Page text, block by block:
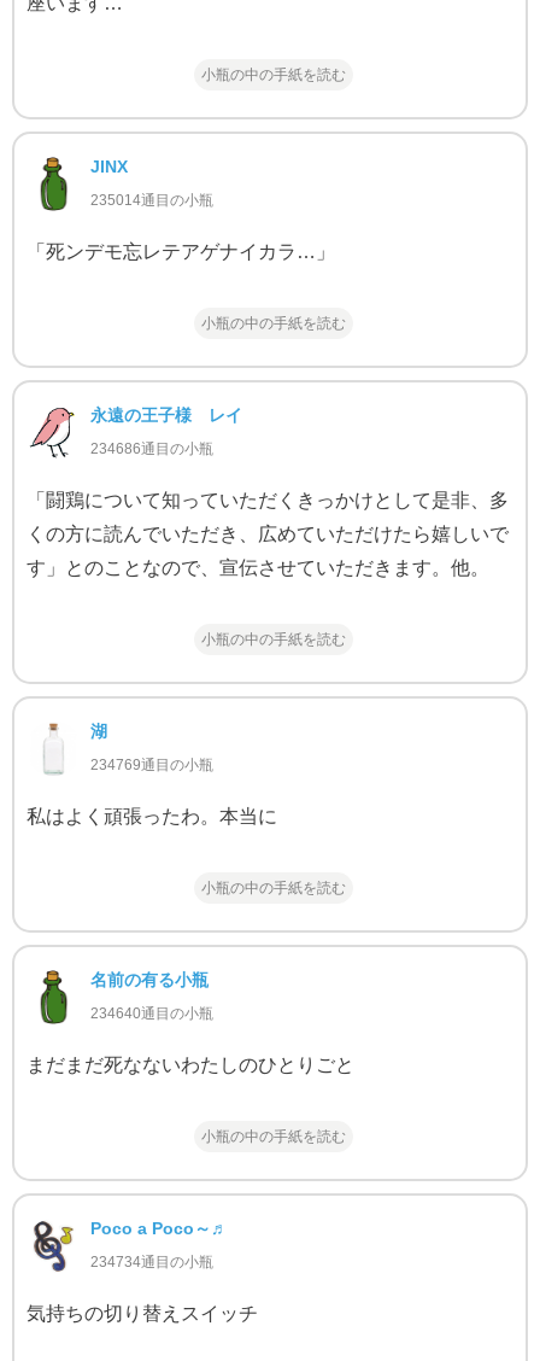
小瓶の中の手紙を読む
JINX
235014通目の小瓶
「死ンデモ忘レテアゲナイカラ…」
小瓶の中の手紙を読む
永遠の王子様 レイ
234686通目の小瓶
「闘鶏について知っていただくきっかけとして是非、多
くの方に読んでいただき、広めていただけたら嬉しいで
す」とのことなので、宣伝させていただきます。他。
小瓶の中の手紙を読む
湖
234769通目の小瓶
私はよく頑張ったわ。本当に
小瓶の中の手紙を読む
名前の有る小瓶
234640通目の小瓶
まだまだ死なないわたしのひとりごと
小瓶の中の手紙を読む
Poco a Poco～♬
234734通目の小瓶
気持ちの切り替えスイッチ